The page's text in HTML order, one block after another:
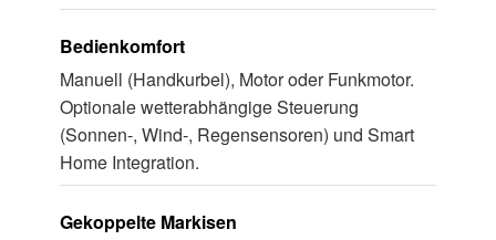
Bedienkomfort
Manuell (Handkurbel), Motor oder Funkmotor.
Optionale wetterabhängige Steuerung
(Sonnen-, Wind-, Regensensoren) und Smart
Home Integration.
Gekoppelte Markisen